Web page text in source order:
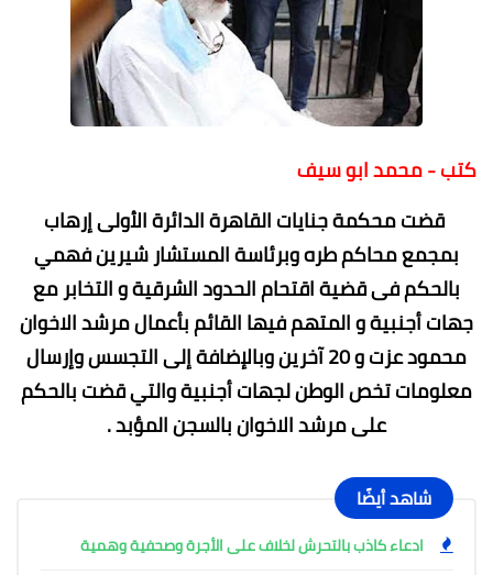
كتب - محمد ابو سيف
قضت محكمة جنايات القاهرة الدائرة الأولى إرهاب
بمجمع محاكم طره وبرئاسة المستشار شيرين فهمي
بالحكم فى قضية اقتحام الحدود الشرقية و التخابر مع
جهات أجنبية و المتهم فيها القائم بأعمال مرشد الاخوان
محمود عزت و 20 آخرين وبالإضافة إلى التجسس وإرسال
معلومات تخص الوطن لجهات أجنبية والتي قضت بالحكم
على مرشد الاخوان بالسجن المؤبد .
شاهد أيضًا
ادعاء كاذب بالتحرش لخلاف على الأجرة وصحفية وهمية